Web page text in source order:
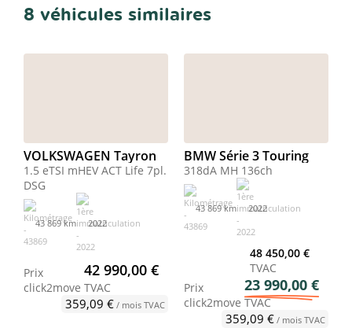
8 véhicules similaires
VOLKSWAGEN Tayron
1.5 eTSI mHEV ACT Life 7pl.
DSG
43 869 km 2022
Prix
click2move
42 990,00 €
TVAC
359,09 €/ mois TVAC
BMW Série 3 Touring
318dA MH 136ch
43 869 km 2022
48 450,00 €
TVAC
Prix
click2move
23 990,00 €
TVAC
359,09 €/ mois TVAC